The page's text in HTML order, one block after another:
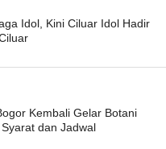
Idol, Kini Ciluar Idol Hadir
Kembali Gelar Botani
dan Jadwal